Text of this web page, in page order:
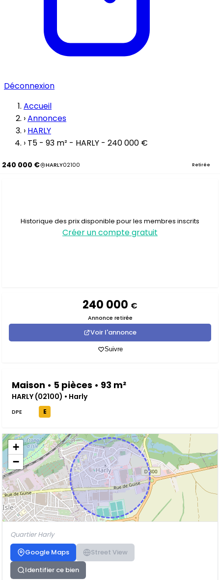
Déconnexion
Accueil
›Annonces
› HARLY
› T5 - 93 m² - HARLY - 240 000 €
240 000 € HARLY02100 Retirée
Historique des prix disponible pour les membres inscrits
Créer un compte gratuit
240 000 €
Annonce retirée
Voir l'annonce
Suivre
Maison • 5 pièces • 93 m²
HARLY (02100) • Harly
DPE E
+
−
Quartier Harly
Google Maps
Street View
Identifier ce bien